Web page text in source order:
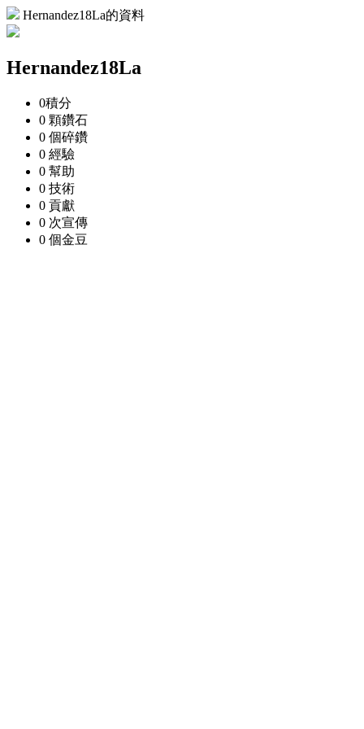
Hernandez18La的資料
Hernandez18La
0積分
0 顆鑽石
0 個碎鑽
0 經驗
0 幫助
0 技術
0 貢獻
0 次宣傳
0 個金豆